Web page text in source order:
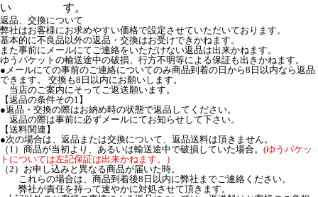
い
す。
返品、交換について
弊社はお客様にお求めやすい価格で設定させていただいております。
基本的に不良品以外の返品・交換はお受けできかねます。
また事前にメールにてご連絡をいただけない返品は出来かねます。
ゆうパケットの輸送途中の破損、行方不明等による保証も出きかねます。
●メールにての事前のご連絡についてのみ商品到着の日から8日以内なら返品
できます。 交換も8日以内にお願いします。
当店のご案内にそってご返送願います。
【返品の条件その1】
●返品・交換の際はお納め時の状態で返品してください。
返品の際は事前に必ずメールにてお知らせして下さい。
【送料関連】
●次の場合は、返品または交換について、返品送料は頂きません。
（1）商品が当初より、あるいは輸送途中で破損していた場合。 (ゆうパケッ
トについては左記保証は出来かねます。）
（2）お申し込みと異なる商品が届いた時。
これらの場合は、商品到着後8日以内に弊社までご連絡ください。
弊社が責任を持って速やかに対処させて頂きます。